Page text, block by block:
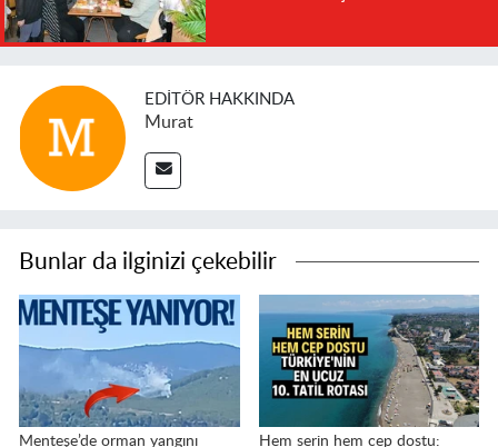
EDITÖR HAKKINDA
Murat
Bunlar da ilginizi çekebilir
Menteşe’de orman yangını
Hem serin hem cep dostu: